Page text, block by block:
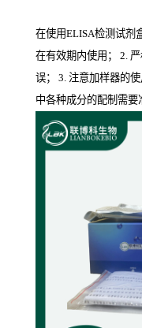
在使用ELISA检测试剂
在有效期内使用； 2.
误； 3. 注意加样器的
中各种成分的配制需要